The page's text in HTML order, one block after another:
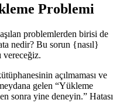
Problemi
problemlerden birisi de
nedir? Bu sorun {nasıl}
vereceğiz.
açılmaması ve
gelen “Yükleme
sonra yine deneyin.” Hatası